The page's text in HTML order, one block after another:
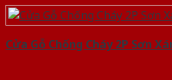
Cửa Gỗ Chống Cháy 2P Sơn